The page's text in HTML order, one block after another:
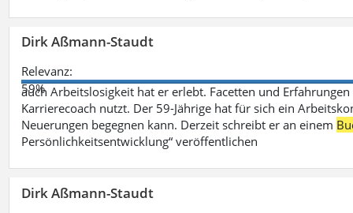
Dirk Aßmann-Staudt
Relevanz:
59%
auch Arbeitslosigkeit hat er erlebt. Facetten und
Karrierecoach nutzt. Der 59-Jährige hat für sich ein
Neuerungen begegnen kann. Derzeit schreibt er an einem
Persönlichkeitsentwicklung“ veröffentlichen
Dirk Aßmann-Staudt